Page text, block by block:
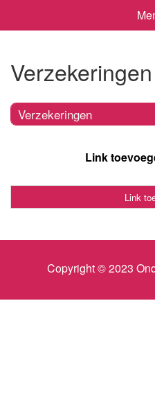
Verzekeringen
Verzekeringen
Link
Link
Copyright © 2023